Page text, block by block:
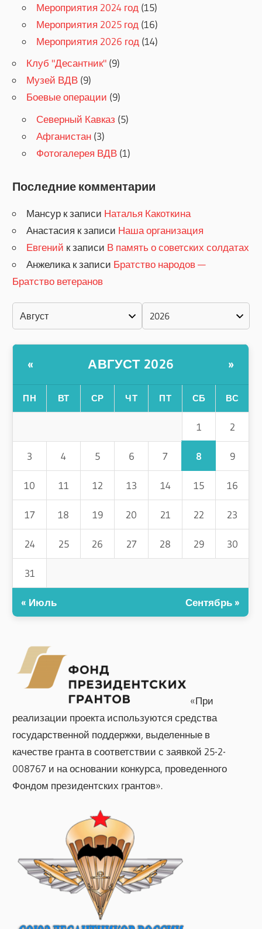
Мероприятия 2024 год (15)
Мероприятия 2025 год (16)
Мероприятия 2026 год (14)
Клуб "Десантник" (9)
Музей ВДВ (9)
Боевые операции (9)
Северный Кавказ (5)
Афганистан (3)
Фотогалерея ВДВ (1)
Последние комментарии
Мансур к записи Наталья Какоткина
Анастасия к записи Наша организация
Евгений к записи В память о советских солдатах
Анжеликак записи Братство народов —
Братство ветеранов
« АВГУСТ 2026 »
ПН ВТ СР ЧТ ПТ СБ ВС
1 2
3 4 5 6 7 8 9
10 11 12 13 14 15 16
17 18 19 20 21 22 23
24 25 26 27 28 29 30
31
« Июль Сентябрь »
«При
реализации проекта используются средства
государственной поддержки, выделенные в
качестве гранта в соответствии с заявкой 25-2-
008767 и на основании конкурса, проведенного
Фондом президентских грантов».